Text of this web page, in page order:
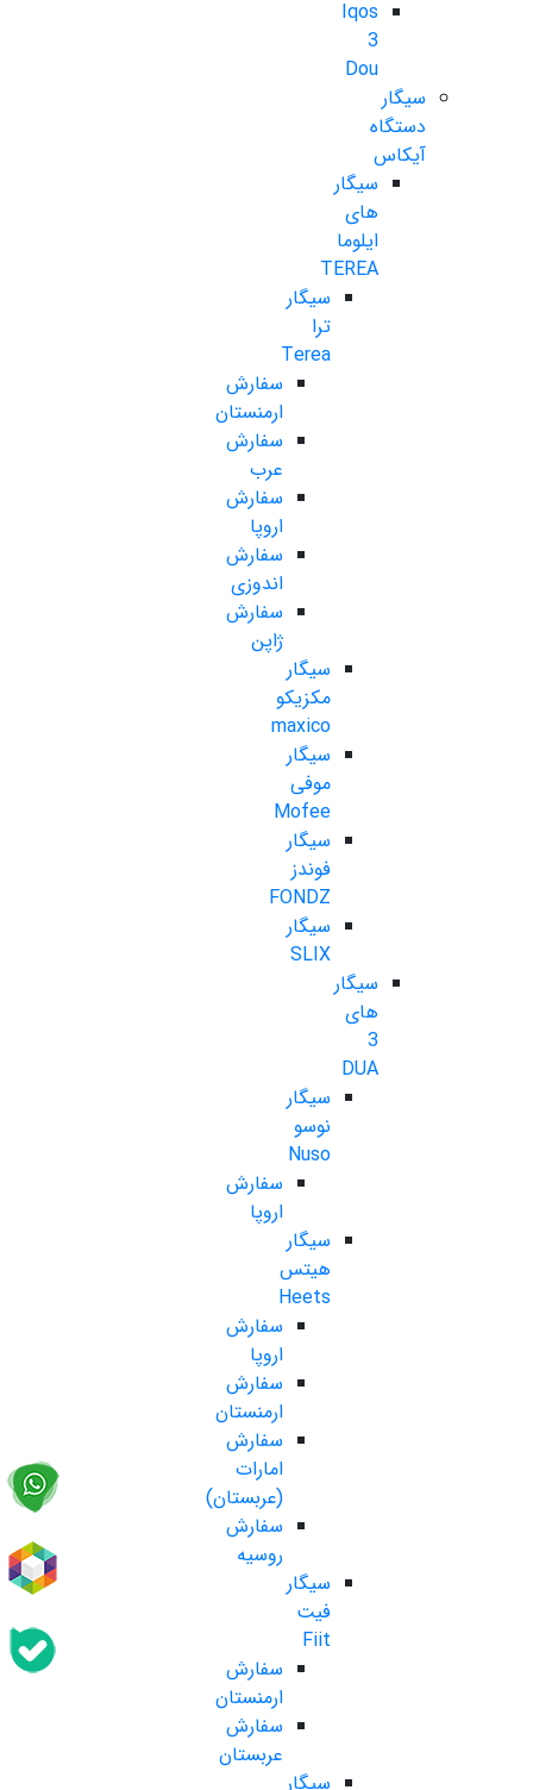
Iqos
3
Dou
سیگار
دستگاه
آیکاس
سیگار
های
ایلوما
TEREA
سیگار
ترا
Terea
سفارش
ارمنستان
سفارش
عرب
سفارش
اروپا
سفارش
اندوزی
سفارش
ژاپن
سیگار
مکزیکو
maxico
سیگار
موفی
Mofee
سیگار
فوندز
FONDZ
سیگار
SLIX
سیگار
های
3
DUA
سیگار
نوسو
Nuso
سفارش
اروپا
سیگار
هیتس
Heets
سفارش
اروپا
سفارش
ارمنستان
سفارش
امارات
(عربستان)
سفارش
روسیه
سیگار
فیت
Fiit
سفارش
ارمنستان
سفارش
عربستان
سیگار